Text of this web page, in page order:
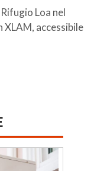
Loa nel
accessibile